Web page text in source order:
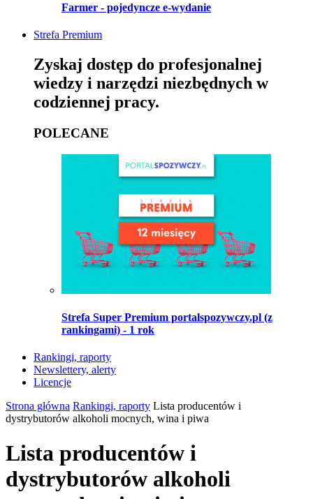
Farmer - pojedyncze e-wydanie
Strefa Premium
Zyskaj dostęp do profesjonalnej
wiedzy i narzędzi niezbędnych w
codziennej pracy.
POLECANE
Strefa Super Premium portalspozywczy.pl (z
rankingami) - 1 rok
Rankingi, raporty
Newslettery, alerty
Licencje
Strona główna Rankingi, raporty Lista producentów i
dystrybutorów alkoholi mocnych, wina i piwa
Lista producentów i
dystrybutorów alkoholi